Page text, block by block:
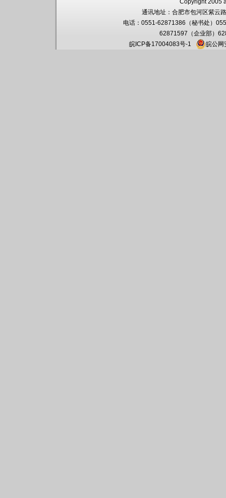
Copyright 2005
通讯地址： 合肥市包河区紫云
电话：0551-62871386（秘书处）
62871597（企业部）
皖ICP备17004083号-1
皖公网